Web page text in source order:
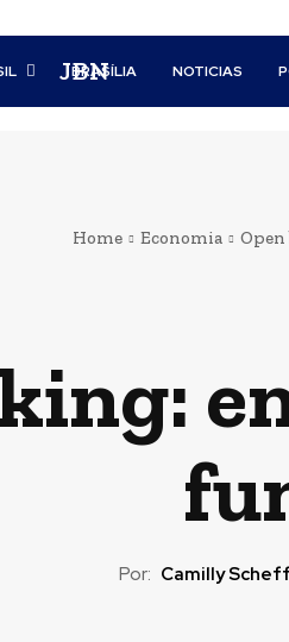
JBN
BRASÍLIA NOTICIAS
Home Economia Open
Por: Camilly